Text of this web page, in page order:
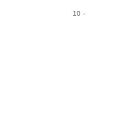
10 -